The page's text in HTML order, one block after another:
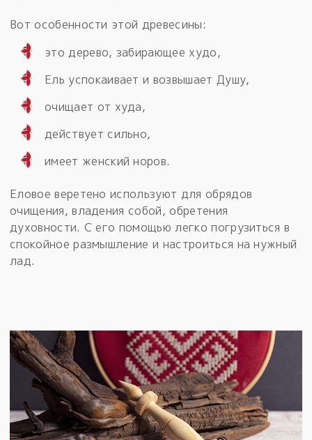
Вот особенности этой древесины:
это дерево, забирающее худо,
Ель успокаивает и возвышает Душу,
очищает от худа,
действует сильно,
имеет женский норов.
Еловое веретено используют для обрядов
очищения, владения собой, обретения
духовности. С его помощью легко погрузиться в
спокойное размышление и настроиться на нужный
лад.